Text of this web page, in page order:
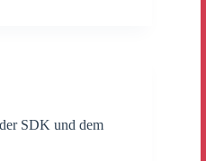
SDK und dem